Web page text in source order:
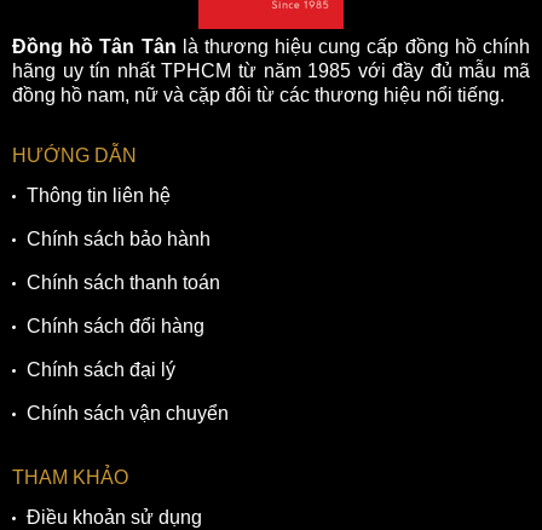
Đồng hồ Tân Tân là thương hiệu cung cấp đồng hồ chính
hãng uy tín nhất TPHCM từ năm 1985 với đầy đủ mẫu mã
đồng hồ nam, nữ và cặp đôi từ các thương hiệu nổi tiếng.
HƯỚNG DẪN
Thông tin liên hệ
Chính sách bảo hành
Chính sách thanh toán
Chính sách đổi hàng
Chính sách đại lý
Chính sách vận chuyển
THAM KHẢO
Điều khoản sử dụng